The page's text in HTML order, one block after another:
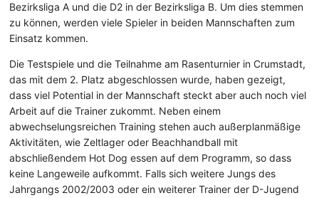
Bezirksliga A und die D2 in der Bezirksliga B. Um dies stemmen
zu können, werden viele Spieler in beiden Mannschaften zum
Einsatz kommen.
Die Testspiele und die Teilnahme am Rasenturnier in Crumstadt,
das mit dem 2. Platz abgeschlossen wurde, haben gezeigt,
dass viel Potential in der Mannschaft steckt aber auch noch viel
Arbeit auf die Trainer zukommt. Neben einem
abwechselungsreichen Training stehen auch außerplanmäßige
Aktivitäten, wie Zeltlager oder Beachhandball mit
abschließendem Hot Dog essen auf dem Programm, so dass
keine Langeweile aufkommt. Falls sich weitere Jungs des
Jahrgangs 2002/2003 oder ein weiterer Trainer der D-Jugend